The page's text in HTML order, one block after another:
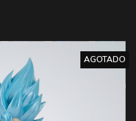
AGOTADO